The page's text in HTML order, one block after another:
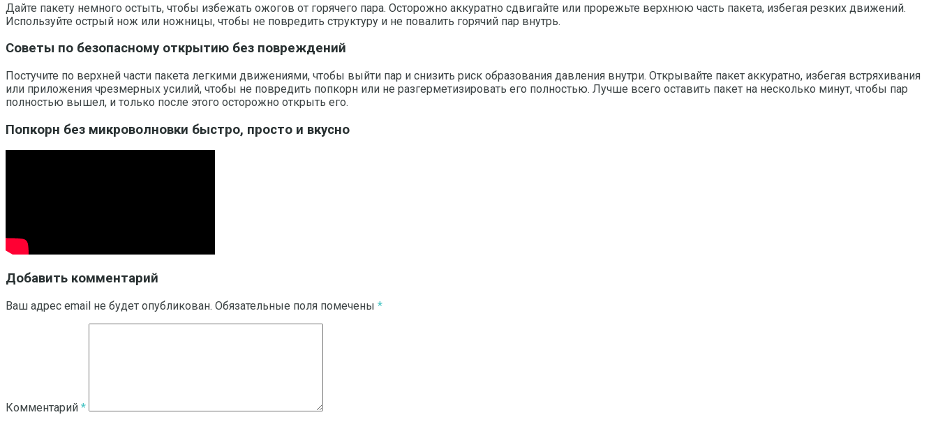
Дайте пакету немного остыть, чтобы избежать ожогов от горячего пара. Осторожно аккуратно сдвигайте или прорежьте верхнюю часть пакета, избегая резких движений.
Используйте острый нож или ножницы, чтобы не повредить структуру и не повалить горячий пар внутрь.
Советы по безопасному открытию без повреждений
Постучите по верхней части пакета легкими движениями, чтобы выйти пар и снизить риск образования давления внутри. Открывайте пакет аккуратно, избегая встряхивания
или приложения чрезмерных усилий, чтобы не повредить попкорн или не разгерметизировать его полностью. Лучше всего оставить пакет на несколько минут, чтобы пар
полностью вышел, и только после этого осторожно открыть его.
Попкорн без микроволновки быстро, просто и вкусно
Добавить комментарий
Ваш адрес email не будет опубликован. Обязательные поля помечены *
Комментарий *